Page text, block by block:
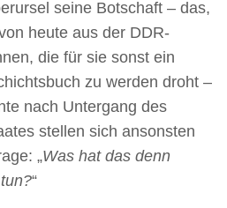
seine Botschaft – das,
heute aus der DDR-
die für sie sonst ein
zu werden droht –
nach Untergang des
stellen sich ansonsten
„Was hat das denn
“